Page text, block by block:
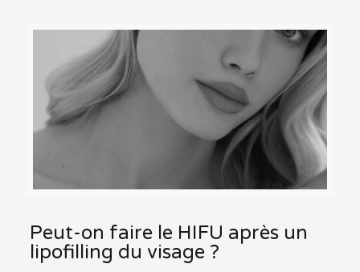
Peut-on faire le HIFU après un
lipofilling du visage ?